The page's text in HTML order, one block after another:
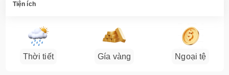
Tiện ích
Thời tiết Gía vàng Ngoại tệ